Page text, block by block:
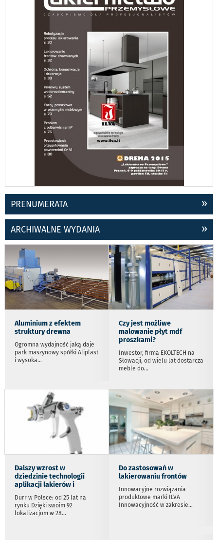
PRENUMERATA
ARCHIWALNE WYDANIA
Aluminium z efektem
struktury drewna
Ogromna wydajność jaką daje
park maszynowy spółki Aliplast
i wysoka...
Czy jest możliwe
malowanie płyt mdf
proszkami?
Inwestor, firma EKOLTECH na
Słowacji, od wielu lat dostarcza
meble do...
Dalszy wzrost w
dziedzinie technologii
aplikacji lakierów i
Dürr w Polsce: od 25 lat na
rynku Dzięki swoim 92
lokalizacjom w 28...
Do zastosowań w
lakierowaniu frontów
Innowacyjne rozwiązania
produktowe marki ILVA
Innowacyjność w zakresie...